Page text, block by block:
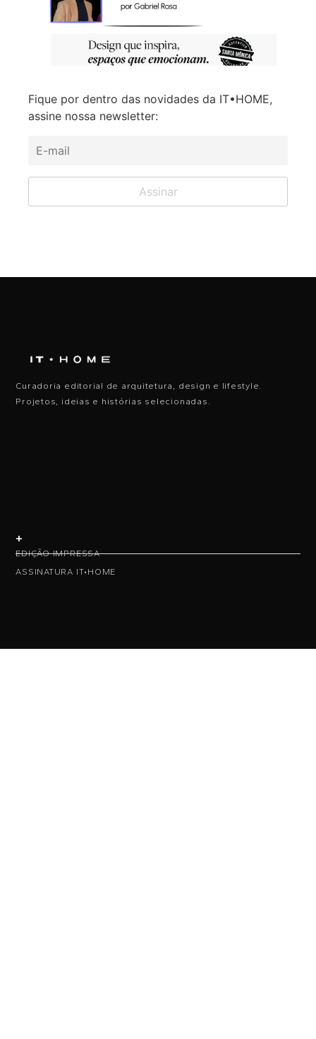
Fique por dentro das novidades da IT•HOME,
assine nossa newsletter:
Curadoria editorial de arquitetura, design e lifestyle.
Projetos, ideias e histórias selecionadas.
+
EDIÇÃO IMPRESSA
ASSINATURA IT•HOME